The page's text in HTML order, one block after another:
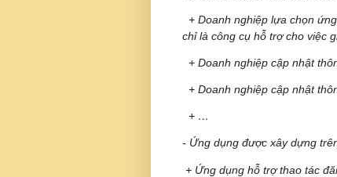
+ Doanh nghiệp lựa chọn
chỉ là công cụ hỗ trợ cho việc
+ Doanh nghiệp cập nhật
+ Doanh nghiệp cập nhật
+ …
- Ứng dụng được xây dựng
+ Ứng dụng hỗ trợ thao tác